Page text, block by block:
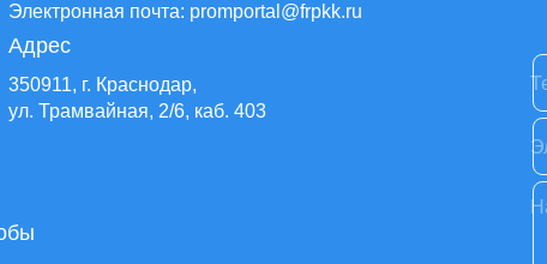
Электронная почта: promportal@frpkk.ru
Адрес
350911, г. Краснодар,
ул. Трамвайная, 2/6, каб. 403